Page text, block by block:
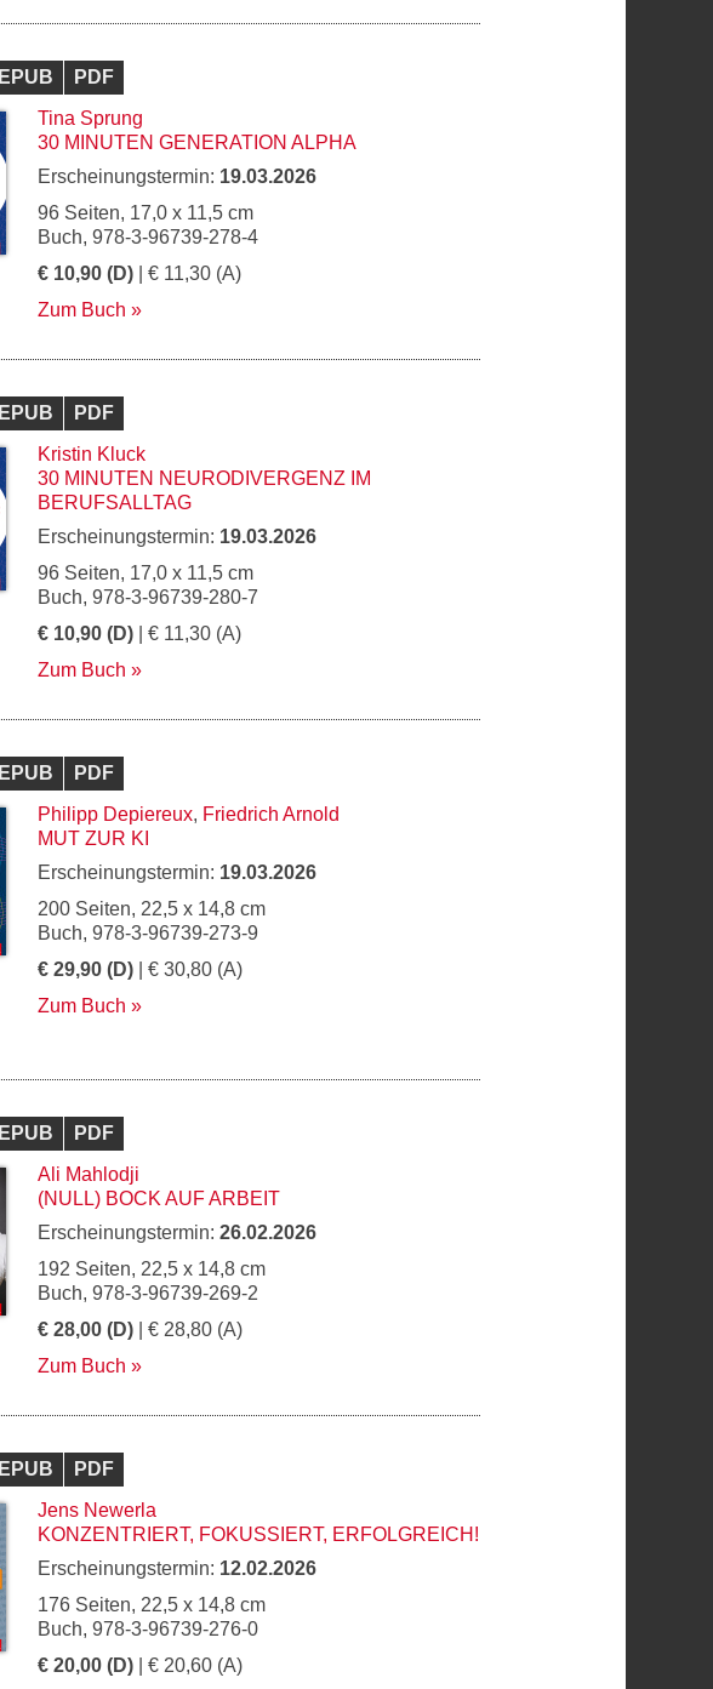
EPUB
PDF
Tina Sprung
30 MINUTEN GENERATION ALPHA
Erscheinungstermin: 19.03.2026
96 Seiten, 17,0 x 11,5 cm
Buch, 978-3-96739-278-4
€ 10,90 (D) | € 11,30 (A)
Zum Buch
EPUB
PDF
Kristin Kluck
30 MINUTEN NEURODIVERGENZ IM
BERUFSALLTAG
Erscheinungstermin: 19.03.2026
96 Seiten, 17,0 x 11,5 cm
Buch, 978-3-96739-280-7
€ 10,90 (D) | € 11,30 (A)
Zum Buch
EPUB
PDF
Philipp Depiereux, Friedrich Arnold
MUT ZUR KI
Erscheinungstermin: 19.03.2026
200 Seiten, 22,5 x 14,8 cm
Buch, 978-3-96739-273-9
€ 29,90 (D) | € 30,80 (A)
Zum Buch
EPUB
PDF
Ali Mahlodji
(NULL) BOCK AUF ARBEIT
Erscheinungstermin: 26.02.2026
192 Seiten, 22,5 x 14,8 cm
Buch, 978-3-96739-269-2
€ 28,00 (D) | € 28,80 (A)
Zum Buch
EPUB
PDF
Jens Newerla
KONZENTRIERT, FOKUSSIERT, ERFOLGREICH!
Erscheinungstermin: 12.02.2026
176 Seiten, 22,5 x 14,8 cm
Buch, 978-3-96739-276-0
€ 20,00 (D) | € 20,60 (A)